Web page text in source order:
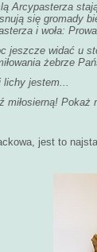
Arcypasterza
się gromady
i woła:
jeszcze widać u
żebrze
lichy jestem...
miłosierną! Pokaż
jest to